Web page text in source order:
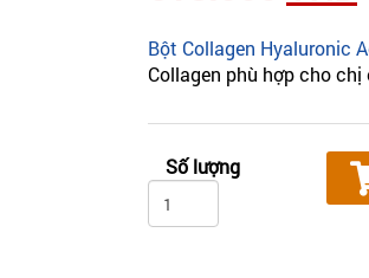
Bột Collagen Hyaluronic
Collagen phù hợp cho
Số lượng